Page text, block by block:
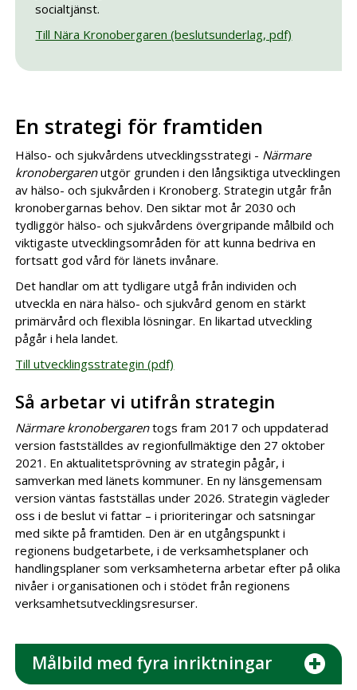
socialtjänst.
Till Nära Kronobergaren (beslutsunderlag, pdf)
En strategi för framtiden
Hälso- och sjukvårdens utvecklingsstrategi - Närmare
kronobergarenutgör grunden i den långsiktiga utvecklingen
av hälso- och sjukvården i Kronoberg. Strategin utgår från
kronobergarnas behov. Den siktar mot år 2030 och
tydliggör hälso- och sjukvårdens övergripande målbild och
viktigaste utvecklingsområden för att kunna bedriva en
fortsatt god vård för länets invånare.
Det handlar om att tydligare utgå från individen och
utveckla en nära hälso- och sjukvård genom en stärkt
primärvård och flexibla lösningar. En likartad utveckling
pågår i hela landet.
Till utvecklingsstrategin (pdf)
Så arbetar vi utifrån strategin
Närmare kronobergarentogs fram 2017 och uppdaterad
version fastställdes av regionfullmäktige den 27 oktober
2021. En aktualitetsprövning av strategin pågår, i
samverkan med länets kommuner. En ny länsgemensam
version väntas fastställas under 2026. Strategin vägleder
oss i de beslut vi fattar – i prioriteringar och satsningar
med sikte på framtiden. Den är en utgångspunkt i
regionens budgetarbete, i de verksamhetsplaner och
handlingsplaner som verksamheterna arbetar efter på olika
nivåer i organisationen och i stödet från regionens
verksamhetsutvecklingsresurser.
Målbild med fyra inriktningar